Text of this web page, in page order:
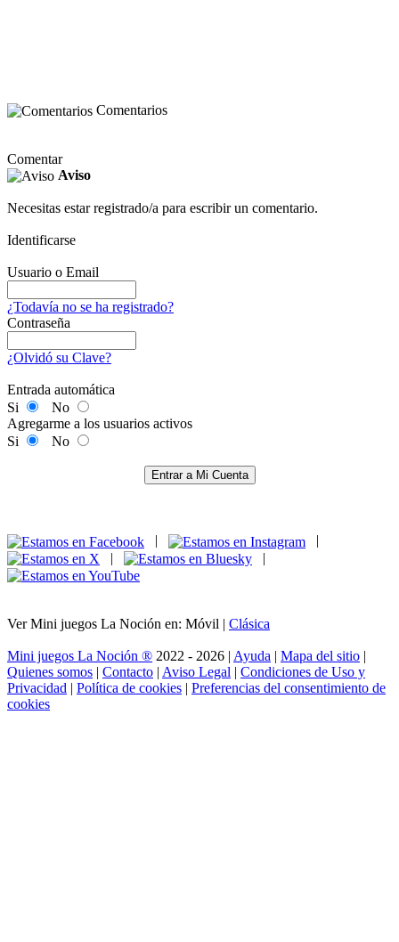
Comentarios
Comentar
Aviso
Necesitas estar registrado/a para escribir un comentario.
Identificarse
Usuario o Email
¿Todavía no se ha registrado?
Contraseña
¿Olvidó su Clave?
Entrada automática
Si
No
Agregarme a los usuarios activos
Si
No
Entrar a Mi Cuenta
|
|
|
|
Ver Mini juegos La Noción en: Móvil | Clásica
Mini juegos La Noción ® 2022 - 2026 | Ayuda | Mapa del sitio |
Quienes somos | Contacto | Aviso Legal | Condiciones de Uso y
Privacidad | Política de cookies | Preferencias del consentimiento de
cookies